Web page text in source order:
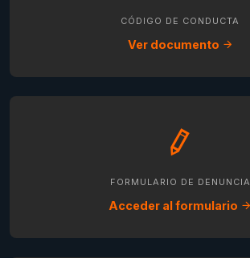
CÓDIGO DE CONDUCTA
Ver documento
FORMULARIO DE DENUNCIA
Acceder al formulario